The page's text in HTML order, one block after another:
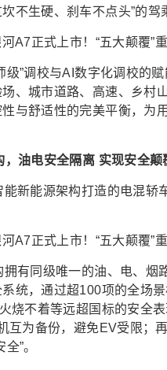
不生硬、刹车不点头”的驾
级”调校与AI数字化调校的
、城市道路、高速、乡村
与舒适性的完美平衡，为
油电安全隔离 实现安全颠
新能源架构打造的电混
有同级唯一的油、电、
统，通过超100项的全场
烧不着等远超国标的安全
互为备份，避免EV受限；
”。